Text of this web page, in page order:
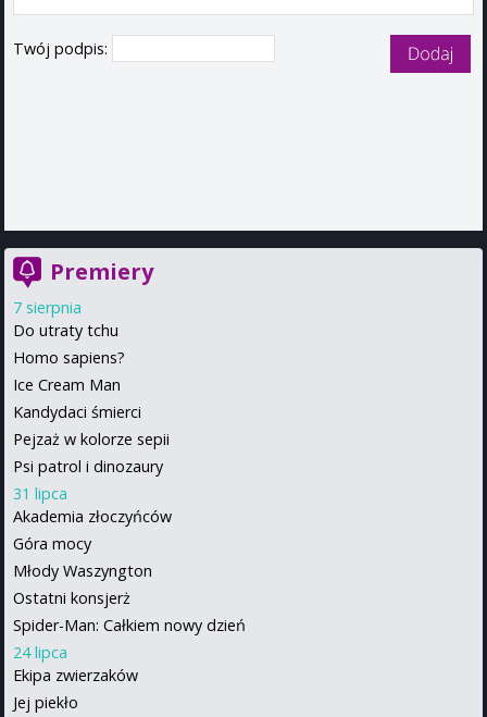
Twój podpis:
Premiery
7 sierpnia
Do utraty tchu
Homo sapiens?
Ice Cream Man
Kandydaci śmierci
Pejzaż w kolorze sepii
Psi patrol i dinozaury
31 lipca
Akademia złoczyńców
Góra mocy
Młody Waszyngton
Ostatni konsjerż
Spider-Man: Całkiem nowy dzień
24 lipca
Ekipa zwierzaków
Jej piekło